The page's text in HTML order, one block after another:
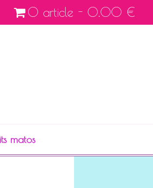
0 article - 0.00 €
matos